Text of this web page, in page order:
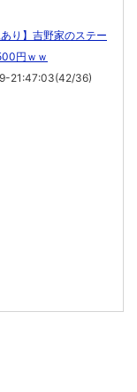
あり】吉野家のステー
円ｗｗ
21:47:03(42/36)